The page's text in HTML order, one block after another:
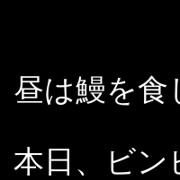
昼は鰻を食
本日、ビン